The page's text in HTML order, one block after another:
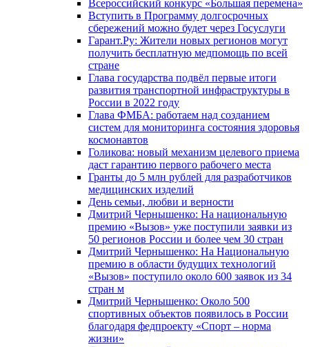
Всероссийский конкурс «Большая перемена»
Вступить в Программу долгосрочных
сбережений можно будет через Госуслуги
Гарант.Ру: Жители новых регионов могут
получить бесплатную медпомощь по всей
стране
Глава государства подвёл первые итоги
развития транспортной инфраструктуры в
России в 2022 году
Глава ФМБА: работаем над созданием
систем для мониторинга состояния здоровья
космонавтов
Голикова: новый механизм целевого приема
даст гарантию первого рабочего места
Гранты до 5 млн рублей для разработчиков
медицинских изделий
День семьи, любви и верности
Дмитрий Чернышенко: На национальную
премию «Вызов» уже поступили заявки из
50 регионов России и более чем 30 стран
Дмитрий Чернышенко: На Национальную
премию в области будущих технологий
«Вызов» поступило около 600 заявок из 34
стран м
Дмитрий Чернышенко: Около 500
спортивных объектов появилось в России
благодаря федпроекту «Спорт – норма
жизни»